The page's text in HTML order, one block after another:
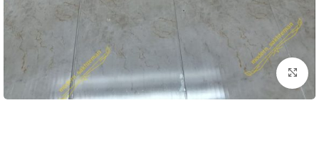
برای بزرگنمایی کلیک کنید